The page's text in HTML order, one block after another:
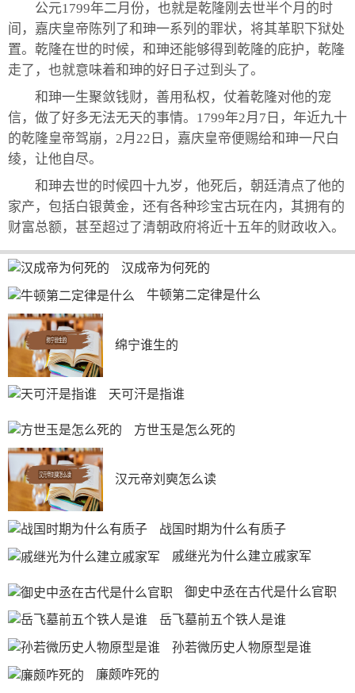
公元1799年二月份，也就是乾隆刚去世半个月的时
间，嘉庆皇帝陈列了和珅一系列的罪状，将其革职下狱处
置。乾隆在世的时候，和珅还能够得到乾隆的庇护，乾隆
走了，也就意味着和珅的好日子过到头了。
和珅一生聚敛钱财，善用私权，仗着乾隆对他的宠
信，做了好多无法无天的事情。1799年2月7日，年近九十
的乾隆皇帝驾崩，2月22日，嘉庆皇帝便赐给和珅一尺白
绫，让他自尽。
和珅去世的时候四十九岁，他死后，朝廷清点了他的
家产，包括白银黄金，还有各种珍宝古玩在内，其拥有的
财富总额，甚至超过了清朝政府将近十五年的财政收入。
汉成帝为何死的
牛顿第二定律是什么
绵宁谁生的
天可汗是指谁
方世玉是怎么死的
汉元帝刘奭怎么读
战国时期为什么有质子
戚继光为什么建立戚家军
御史中丞在古代是什么官职
岳飞墓前五个铁人是谁
孙若微历史人物原型是谁
廉颇咋死的